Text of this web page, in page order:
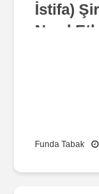
İstifa)
Nasıl
Funda Tabak